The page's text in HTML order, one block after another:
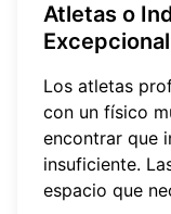
Atletas o
Los atletas
con un físico
encontrar que
insuficiente.
espacio que